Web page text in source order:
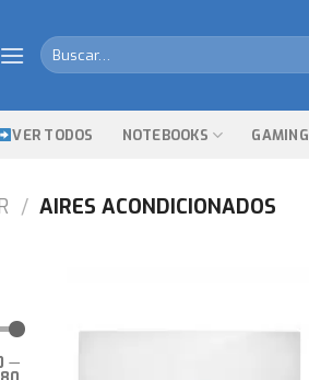
Buscar
por:
VER TODOS NOTEBOOKS GAMING
/ AIRES ACONDICIONADOS
—